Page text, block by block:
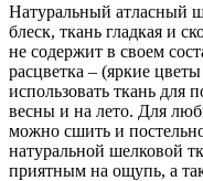
Натуральный атласный
блеск, ткань гладкая и
не содержит в своем
расцветка – (яркие
использовать ткань для
весны и на лето. Для
можно сшить и
натуральной шелковой
приятным на ощупь, а